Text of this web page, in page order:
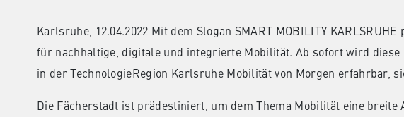
Karlsruhe, 12.04.2022 Mit dem Slogan SMART MOBILITY
für nachhaltige, digitale und integrierte Mobilität. Ab sofort wird
in der TechnologieRegion Karlsruhe Mobilität von Morgen erfahrbar,
Die Fächerstadt ist prädestiniert, um dem Thema Mobilität eine breite